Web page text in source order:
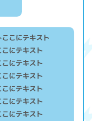
こにテキスト
にテキスト
にテキスト
にテキスト
にテキスト
にテキスト
にテキスト